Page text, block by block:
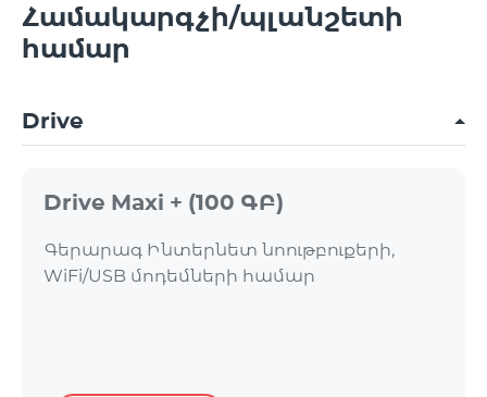
Համակարգչի/պլանշետի
համար
Drive
Drive Maxi + (100 ԳԲ)
Գերարագ Ինտերնետ նոութբուքերի,
WiFi/USB մոդեմների համար